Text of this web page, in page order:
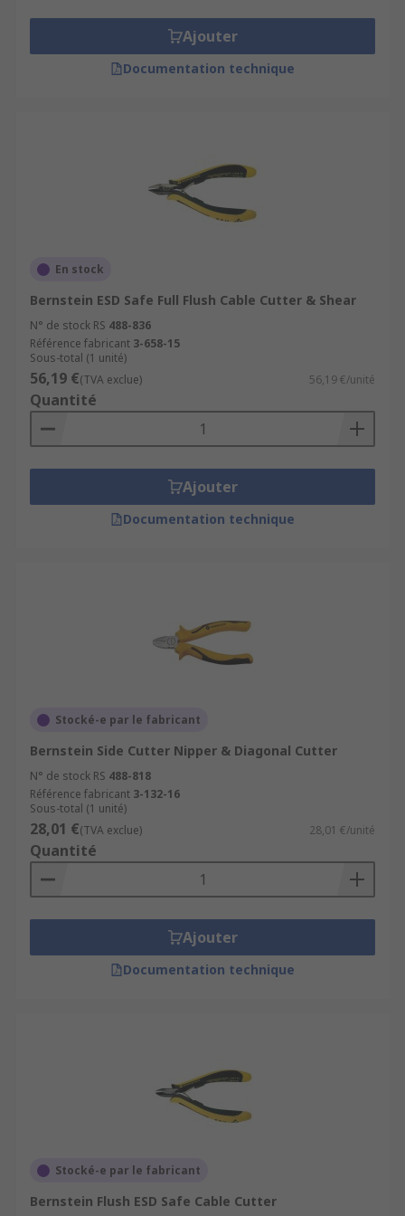
Ajouter
Documentation technique
En stock
Bernstein ESD Safe Full Flush Cable Cutter & Shear
N° de stock RS 488-836
Référence fabricant 3-658-15
Sous-total (1 unité)
56,19 €(TVA exclue) 56,19 €/unité
Quantité
Ajouter
Documentation technique
Stocké-e par le fabricant
Bernstein Side Cutter Nipper & Diagonal Cutter
N° de stock RS 488-818
Référence fabricant 3-132-16
Sous-total (1 unité)
28,01 €(TVA exclue) 28,01 €/unité
Quantité
Ajouter
Documentation technique
Stocké-e par le fabricant
Bernstein Flush ESD Safe Cable Cutter